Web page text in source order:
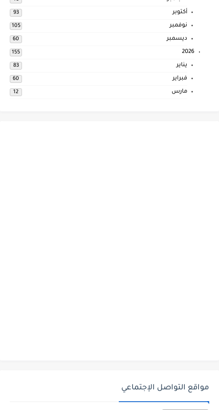
أكتوبر 93
نوفمبر 105
ديسمبر 60
2026
155
يناير 83
فبراير 60
مارس 12
مواقع التواصل الإجتماعي